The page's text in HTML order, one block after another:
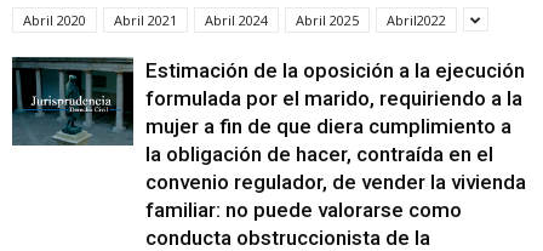
Abril 2020 Abril 2021 Abril 2024 Abril 2025 Abril2022
Estimación de la oposición a la ejecución
formulada por el marido, requiriendo a la
mujer a fin de que diera cumplimiento a
la obliga­ción de hacer, contraída en el
convenio regulador, de vender la vivienda
familiar: no puede valorarse como
conducta obstruccionista de la